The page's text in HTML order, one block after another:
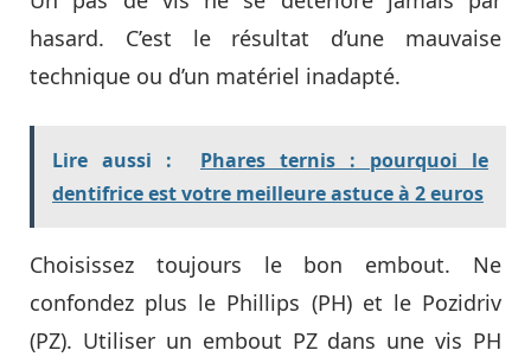
hasard. C’est le résultat d’une mauvaise
technique ou d’un matériel inadapté.
Lire aussi :
Phares ternis : pourquoi le
dentifrice est votre meilleure astuce à 2 euros
Choisissez toujours le bon embout. Ne
confondez plus le Phillips (PH) et le Pozidriv
(PZ). Utiliser un embout PZ dans une vis PH